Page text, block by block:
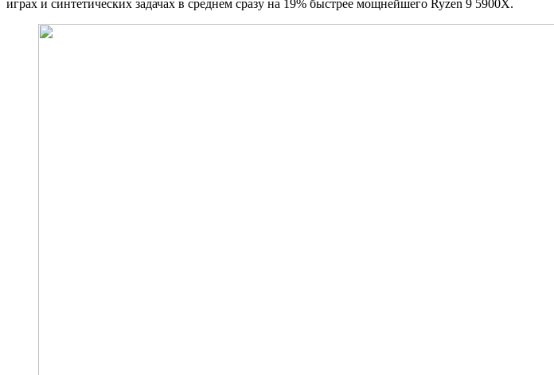
играх и синтетических задачах в среднем сразу на 19% быстрее мощнейшего Ryzen 9 5900X.